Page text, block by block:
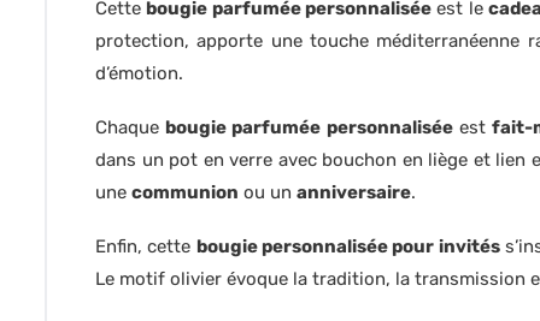
Cette bougie parfumée personnalisée est le
protection, apporte une touche méditerranéenne
d’émotion.
Chaque bougie parfumée personnaliséeestfait-
dans un pot en verre avec bouchon en liège et lien
une communion ou un anniversaire.
Enfin, cette bougie personnalisée pour invités
Le motif olivier évoque la tradition, la transmission